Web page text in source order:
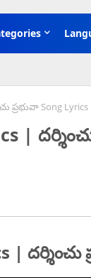
ప్రభువా Song Lyrics
|
దర్శించు